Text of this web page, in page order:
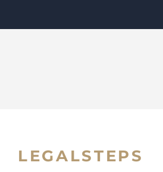
LEGALSTEPS